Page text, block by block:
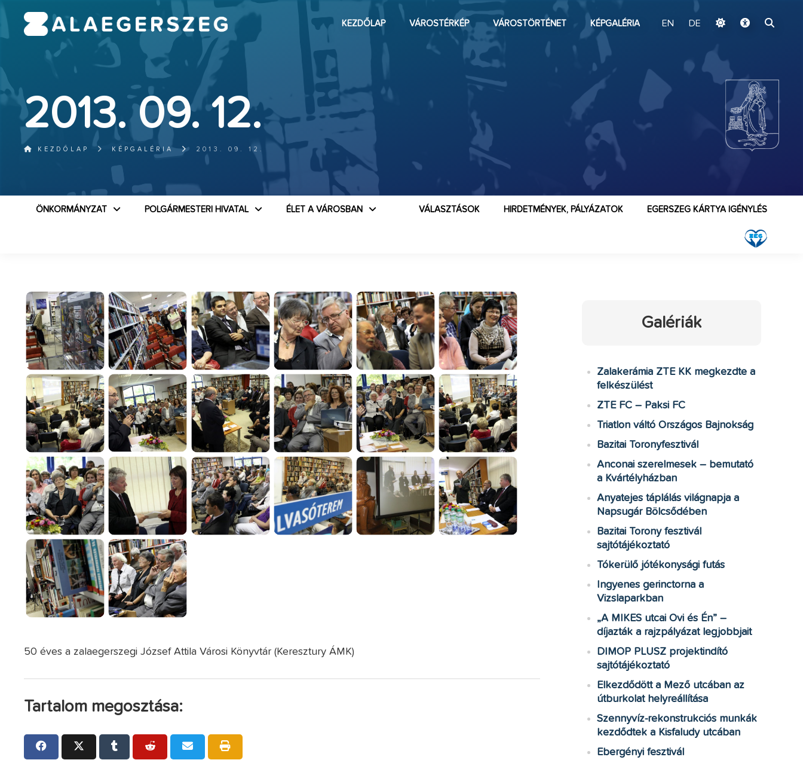
KEZDŐLAP VÁROSTÉRKÉP VÁROSTÖRTÉNET KÉPGALÉRIA EN DE
2013. 09. 12.
KEZDŐLAP KÉPGALÉRIA 2013. 09. 12.
ÖNKORMÁNYZAT POLGÁRMESTERI HIVATAL ÉLET A VÁROSBAN EGERSZEG KÁRTYA IGÉNYLÉS
HIRDETMÉNYEK, PÁLYÁZATOK
VÁLASZTÁSOK
50 éves a zalaegerszegi József Attila Városi Könyvtár (Keresztury ÁMK)
Tartalom megosztása:
Galériák
Zalakerámia ZTE KK megkezdte a
felkészülést
ZTE FC – Paksi FC
Triatlon váltó Országos Bajnokság
Bazitai Toronyfesztivál
Anconai szerelmesek – bemutató
a Kvártélyházban
Anyatejes táplálás világnapja a
Napsugár Bölcsődében
Bazitai Torony fesztivál
sajtótájékoztató
Tókerülő jótékonysági futás
Ingyenes gerinctorna a
Vizslaparkban
„A MIKES utcai Ovi és Én” –
díjazták a rajzpályázat legjobbjait
DIMOP PLUSZ projektindító
sajtótájékoztató
Elkezdődött a Mező utcában az
útburkolat helyreállítása
Szennyvíz-rekonstrukciós munkák
kezdődtek a Kisfaludy utcában
Ebergényi fesztivál